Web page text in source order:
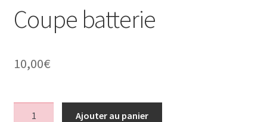
Coupe batterie
10,00€
Ajouter au panier